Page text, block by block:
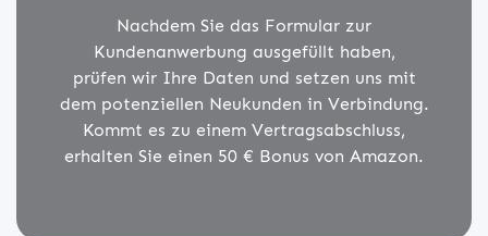
Nachdem Sie das Formular zur
Kundenanwerbung ausgefüllt haben,
prüfen wir Ihre Daten und setzen uns mit
dem potenziellen Neukunden in Verbindung.
Kommt es zu einem Vertragsabschluss,
erhalten Sie einen 50 € Bonus von Amazon.